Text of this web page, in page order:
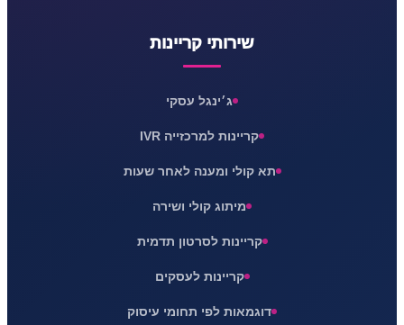
שירותי קריינות
ג׳ינגל עסקי
קריינות למרכזייה IVR
תא קולי ומענה לאחר שעות
מיתוג קולי ושירה
קריינות לסרטון תדמית
קריינות לעסקים
דוגמאות לפי תחומי עיסוק